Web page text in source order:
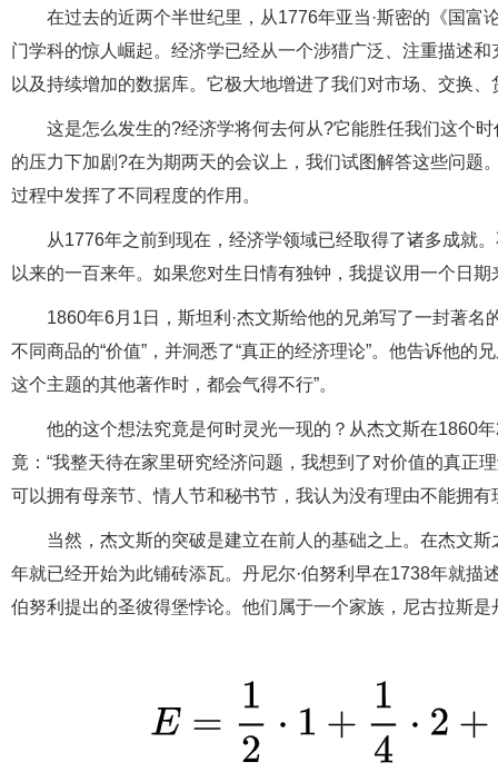
在过去的近两个半世纪里，从1776年亚当·斯密的《国
门学科的惊人崛起。经济学已经从一个涉猎广泛、注重描述
以及持续增加的数据库。它极大地增进了我们对市场、交换
这是怎么发生的?经济学将何去何从?它能胜任我们这个
的压力下加剧?在为期两天的会议上，我们试图解答这些问
过程中发挥了不同程度的作用。
从1776年之前到现在，经济学领域已经取得了诸多成就
以来的一百来年。如果您对生日情有独钟，我提议用一个日
1860年6月1日，斯坦利·杰文斯给他的兄弟写了一封著
不同商品的“价值”，并洞悉了“真正的经济理论”。他告诉他
这个主题的其他著作时，都会气得不行”。
他的这个想法究竟是何时灵光一现的？从杰文斯在1860
竟：“我整天待在家里研究经济问题，我想到了对价值的真正
可以拥有母亲节、情人节和秘书节，我认为没有理由不能拥
当然，杰文斯的突破是建立在前人的基础之上。在杰文
年就已经开始为此铺砖添瓦。丹尼尔·伯努利早在1738年就
伯努利提出的圣彼得堡悖论。他们属于一个家族，尼古拉斯是